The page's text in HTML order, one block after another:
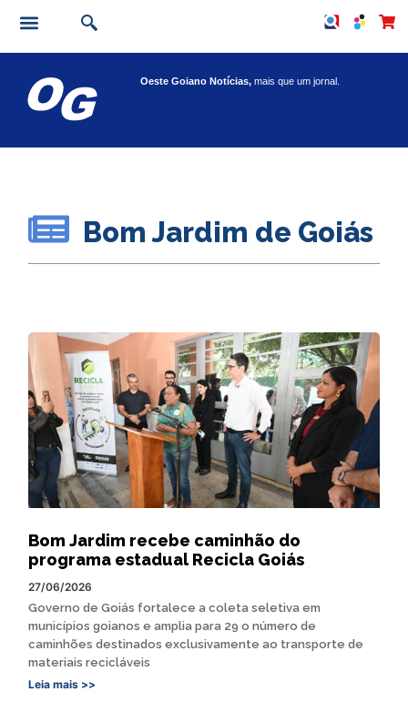
Oeste Goiano Notícias,mais que um jornal.
Bom Jardim de Goiás
Bom Jardim recebe caminhão do
programa estadual Recicla Goiás
27/06/2026
Governo de Goiás fortalece a coleta seletiva em
municípios goianos e amplia para 29 o número de
caminhões destinados exclusivamente ao transporte de
materiais recicláveis
Leia mais >>